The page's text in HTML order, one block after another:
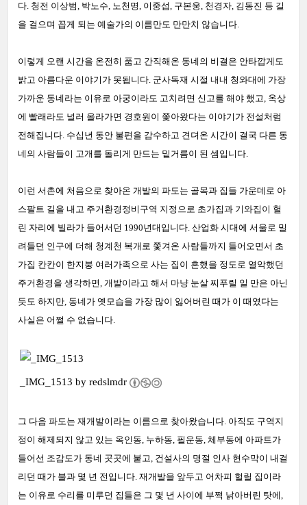
다. 청전 이상범, 박노수, 노천명, 이중섭, 구본웅, 천경자, 김동진 등 길
을 걸으며 꼽게 되는 예술가의 이름만도 만만치 않습니다.
이렇게 오랜 시간을 온전히 품고 간직해온 동네의 비결은 안타깝게도
밝고 아름다운 이야기가 못됩니다. 군사독재 시절 내내 청와대에 가장
가까운 동네라는 이유로 아궁이라도 고치려면 신고를 해야 했고, 옥상
에 빨래라도 널러 올라가면 경호원이 쫓아왔다는 이야기가 전설처럼
전해집니다. 수십년 동안 불편을 감수하고 견뎌온 시간이 결국 다른 동
네의 사람들이 고개를 돌리게 만드는 밑거름이 된 셈입니다.
이런 서촌에 처음으로 찾아온 개발의 파도는 골목과 집들 가운데로 아
스팔트 길을 내고 주거환경정비구역 지정으로 초가집과 기와집이 헐
린 자리에 빌라가 들어서던 1990년대입니다. 산업화 시대에 서울로 밀
려들던 인구에 더해 청계천 복개로 쫓겨온 사람들까지 들어오면서 초
가집 칸칸이 한지붕 여러가족으로 사는 집이 흔했을 정도로 열악했던
주거환경을 생각하면, 개발이라고 해서 마냥 눈살 찌푸릴 일 만은 아닌
듯도 하지만, 동네가 옛모습을 가장 많이 잃어버린 때가 이 때였다는
사실은 어쩔 수 없습니다.
_IMG_1513 by redslmdr
그 다음 파도는 재개발이라는 이름으로 찾아왔습니다. 아직도 구역지
정이 해제되지 않고 있는 옥인동, 누하동, 필운동, 체부동에 아파트가
들어선 조감도가 동네 곳곳에 붙고, 건설사의 명절 인사 현수막이 내걸
리던 때가 불과 몇 년 전입니다. 재개발을 앞두고 어차피 헐릴 집이라
는 이유로 수리를 미루던 집들은 그 몇 년 사이에 부쩍 낡아버린 탓에,